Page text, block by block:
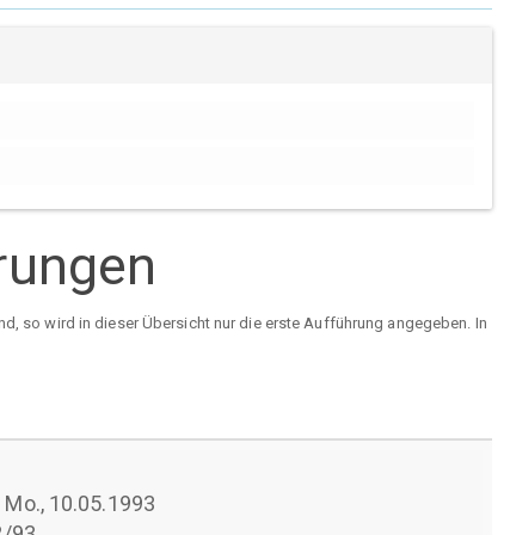
so wird in dieser Übersicht nur die erste Aufführung angegeben. In
Mo., 10.05.1993